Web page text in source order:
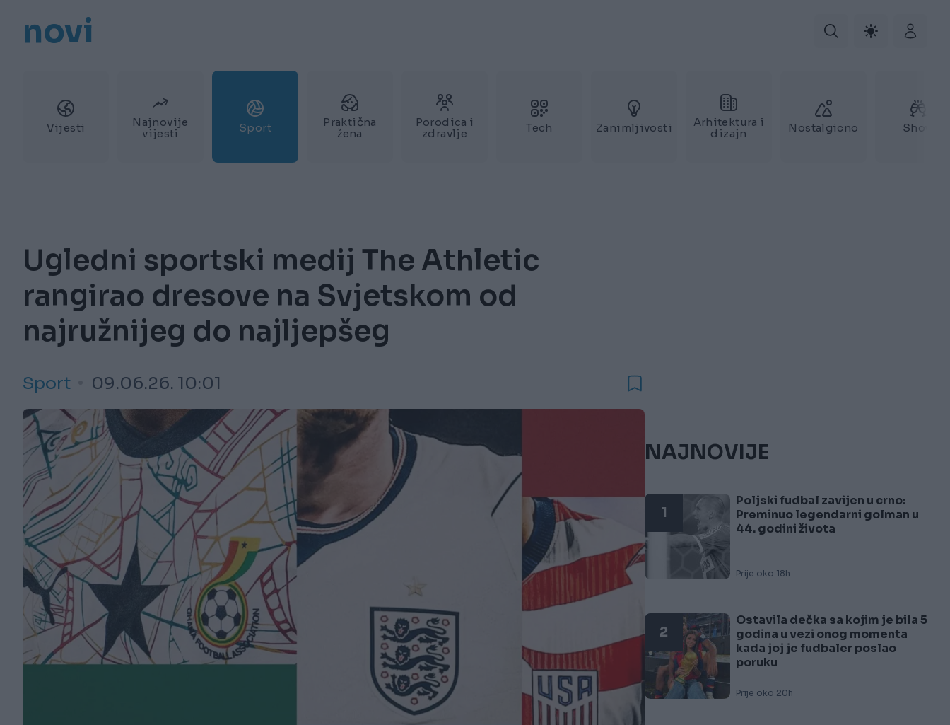
novi
Vijesti
Najnovije
vijesti
Sport
Praktična
žena
Porodica i
zdravlje
Tech Zanimljivosti
Arhitektura i
dizajn
Nostalgicno Show
Ugledni sportski medij The Athletic
rangirao dresove na Svjetskom od
najružnijeg do najljepšeg
Sport 09.06.26. 10:01
NAJNOVIJE
1
Poljski fudbal zavijen u crno:
Preminuo legendarni golman u
44. godini života
Prije oko 18h
2
Ostavila dečka sa kojim je bila 5
godina u vezi onog momenta
kada joj je fudbaler poslao
poruku
Prije oko 20h